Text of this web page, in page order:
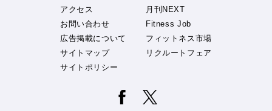
アクセス
お問い合わせ
広告掲載について
サイトマップ
サイトポリシー
月刊NEXT
Fitness Job
フィットネス市場
リクルートフェア